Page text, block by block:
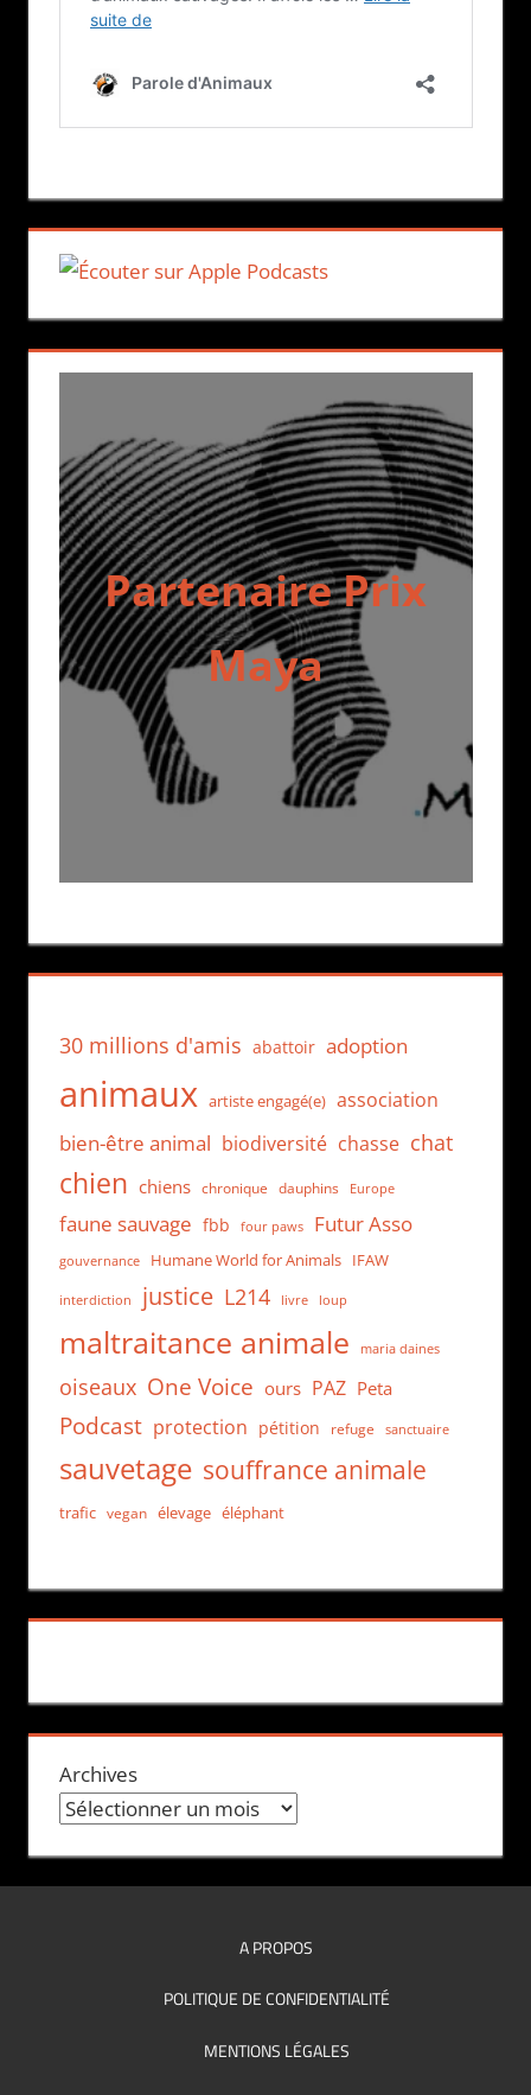
Partenaire Prix
Maya
30 millions d'amis abattoir adoption
animaux artiste engagé(e) association
bien-être animal biodiversité chasse chat
chien chiens chronique dauphins Europe
faune sauvage fbb four paws Futur Asso
gouvernance Humane World for Animals IFAW
interdiction justice L214 livre loup
maltraitance animale maria daines
oiseaux One Voice ours PAZ Peta
Podcast protection pétition refuge sanctuaire
sauvetage souffrance animale
trafic vegan élevage éléphant
Archives
A PROPOS
POLITIQUE DE CONFIDENTIALITÉ
MENTIONS LÉGALES